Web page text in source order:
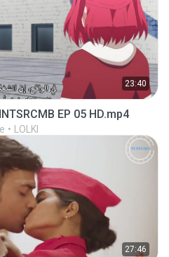
23:40
EP 05 HD.mp4
LOLKI
27:46